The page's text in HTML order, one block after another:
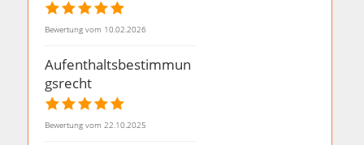
Bewertung vom 10.02.2026
Aufenthaltsbestimmun
gsrecht
Bewertung vom 22.10.2025